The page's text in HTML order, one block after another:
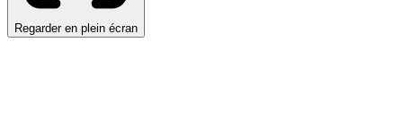
Regarder en plein écran